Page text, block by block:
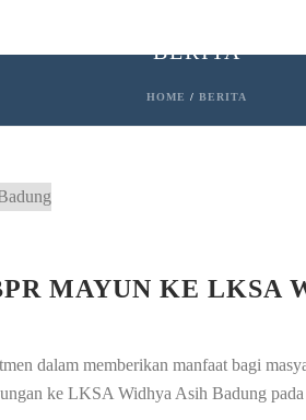
BERITA
HOME / BERITA
MAYUN KE LKSA
dalam memberikan manfaat bagi
ke LKSA Widhya Asih Badung